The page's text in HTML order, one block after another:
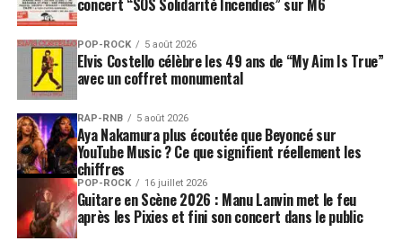
concert “SOS Solidarité Incendies” sur M6
POP-ROCK 5 août 2026
Elvis Costello célèbre les 49 ans de “My Aim Is True”
avec un coffret monumental
RAP-RNB 5 août 2026
Aya Nakamura plus écoutée que Beyoncé sur
YouTube Music ? Ce que signifient réellement les
chiffres
POP-ROCK 16 juillet 2026
Guitare en Scène 2026 : Manu Lanvin met le feu
après les Pixies et fini son concert dans le public